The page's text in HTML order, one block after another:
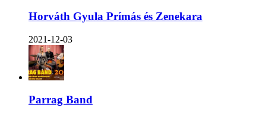
Horváth Gyula Prímás és Zenekara
2021-12-03
Parrag Band